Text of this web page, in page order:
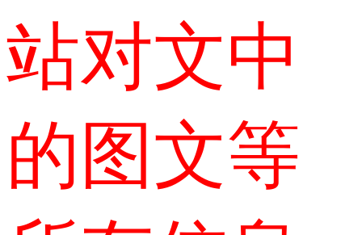
站对文中
的图文等